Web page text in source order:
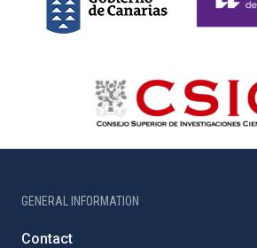
GENERAL INFORMATION
Contact